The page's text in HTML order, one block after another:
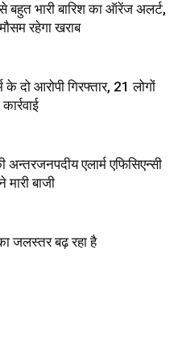
से बहुत भारी बारिश का ऑरेंज अलर्ट,
रहेगा खराब
के दो आरोपी गिरफ्तार, 21 लोगों
अन्तरजनपदीय एलार्म एफिसिएन्सी
मारी बाजी
जलस्तर बढ़ रहा है